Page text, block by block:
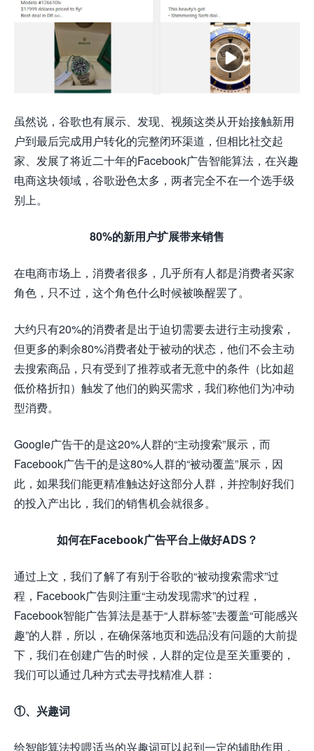
虽然说，谷歌也有展示、发现、视频这类从开始接触新用
户到最后完成用户转化的完整闭环渠道，但相比社交起
家、发展了将近二十年的Facebook广告智能算法，在兴趣
电商这块领域，谷歌逊色太多，两者完全不在一个选手级
别上。
80%的新用户扩展带来销售
在电商市场上，消费者很多，几乎所有人都是消费者买家
角色，只不过，这个角色什么时候被唤醒罢了。
大约只有20%的消费者是出于迫切需要去进行主动搜索，
但更多的剩余80%消费者处于被动的状态，他们不会主动
去搜索商品，只有受到了推荐或者无意中的条件（比如超
低价格折扣）触发了他们的购买需求，我们称他们为冲动
型消费。
Google广告干的是这20%人群的“主动搜索”展示，而
Facebook广告干的是这80%人群的“被动覆盖”展示，因
此，如果我们能更精准触达好这部分人群，并控制好我们
的投入产出比，我们的销售机会就很多。
如何在Facebook广告平台上做好ADS？
通过上文，我们了解了有别于谷歌的“被动搜索需求”过
程，Facebook广告则注重“主动发现需求”的过程，
Facebook智能广告算法是基于“人群标签”去覆盖“可能感兴
趣”的人群，所以，在确保落地页和选品没有问题的大前提
下，我们在创建广告的时候，人群的定位是至关重要的，
我们可以通过几种方式去寻找精准人群：
①、兴趣词
给智能算法投喂适当的兴趣词可以起到一定的辅助作用，